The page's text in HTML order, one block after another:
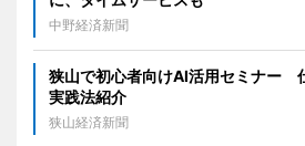
中野経済新聞
狭山で初心者向けAI活用セミナー
実践法紹介
狭山経済新聞